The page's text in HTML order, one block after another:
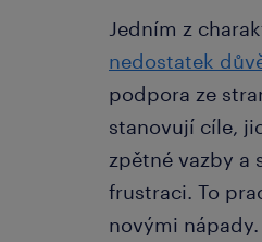
Jedním z
nedostatek
podpora ze
stanovují cíle,
zpětné vazby a
frustraci. To
novými nápady.